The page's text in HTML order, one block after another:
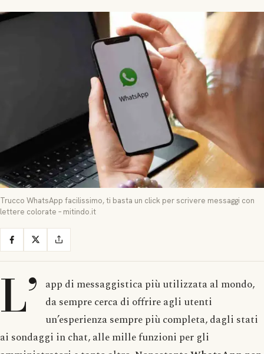
Trucco WhatsApp facilissimo, ti basta un click per scrivere messaggi con
lettere colorate – mitindo.it
L’ app di messaggistica più utilizzata al mondo,
da sempre cerca di offrire agli utenti
un’esperienza sempre più completa, dagli stati
ai sondaggi in chat, alle mille funzioni per gli